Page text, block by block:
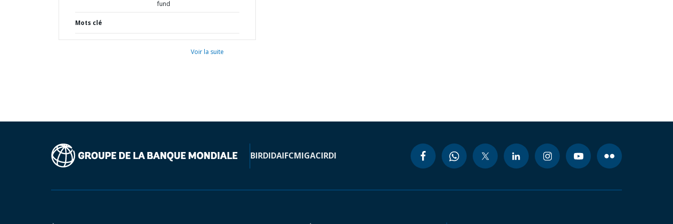
fund
Mots clé
Voir la suite
BIRDIDAIFCMIGACIRDI